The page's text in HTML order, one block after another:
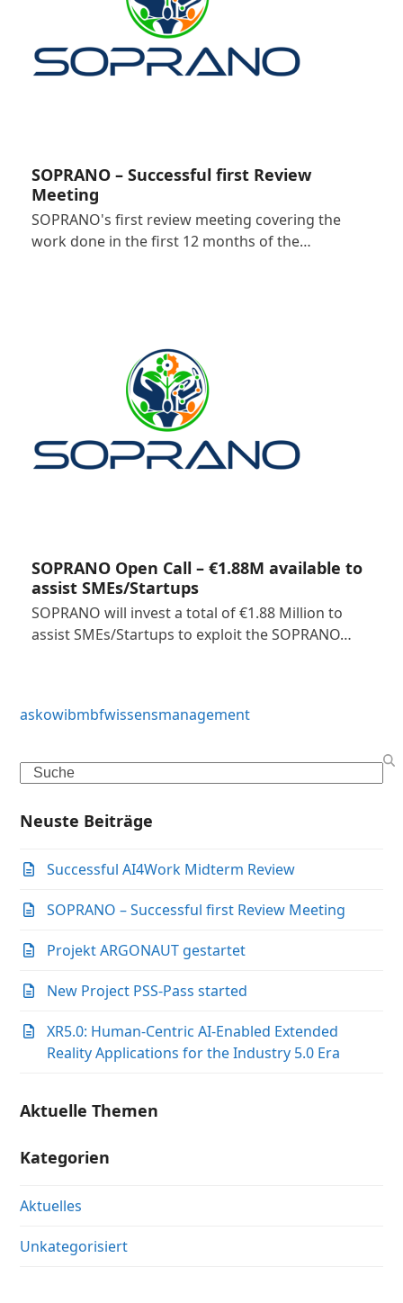
SOPRANO – Successful first Review
Meeting
SOPRANO's first review meeting covering the
work done in the first 12 months of the…
SOPRANO Open Call – €1.88M available to
assist SMEs/Startups
SOPRANO will invest a total of €1.88 Million to
assist SMEs/Startups to exploit the SOPRANO…
askowibmbfwissensmanagement
Search
Neuste Beiträge
Successful AI4Work Midterm Review
SOPRANO – Successful first Review Meeting
Projekt ARGONAUT gestartet
New Project PSS-Pass started
XR5.0: Human-Centric AI-Enabled Extended
Reality Applications for the Industry 5.0 Era
Aktuelle Themen
Kategorien
Aktuelles
Unkategorisiert